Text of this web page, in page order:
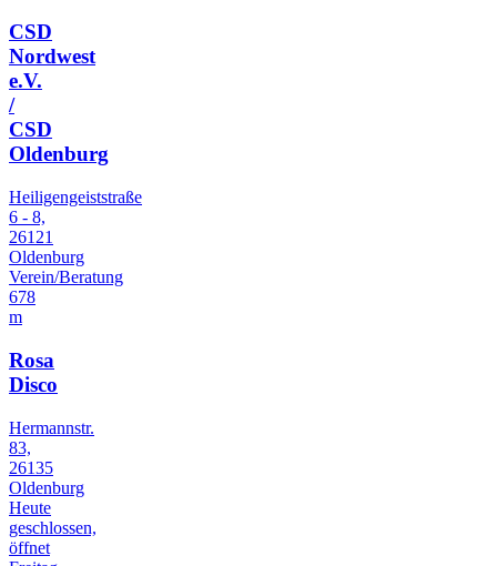
CSD
Nordwest
e.V.
/
CSD
Oldenburg
Heiligengeiststraße
6 - 8,
26121
Oldenburg
Verein/Beratung
678
m
Rosa
Disco
Hermannstr.
83,
26135
Oldenburg
Heute
geschlossen,
öffnet